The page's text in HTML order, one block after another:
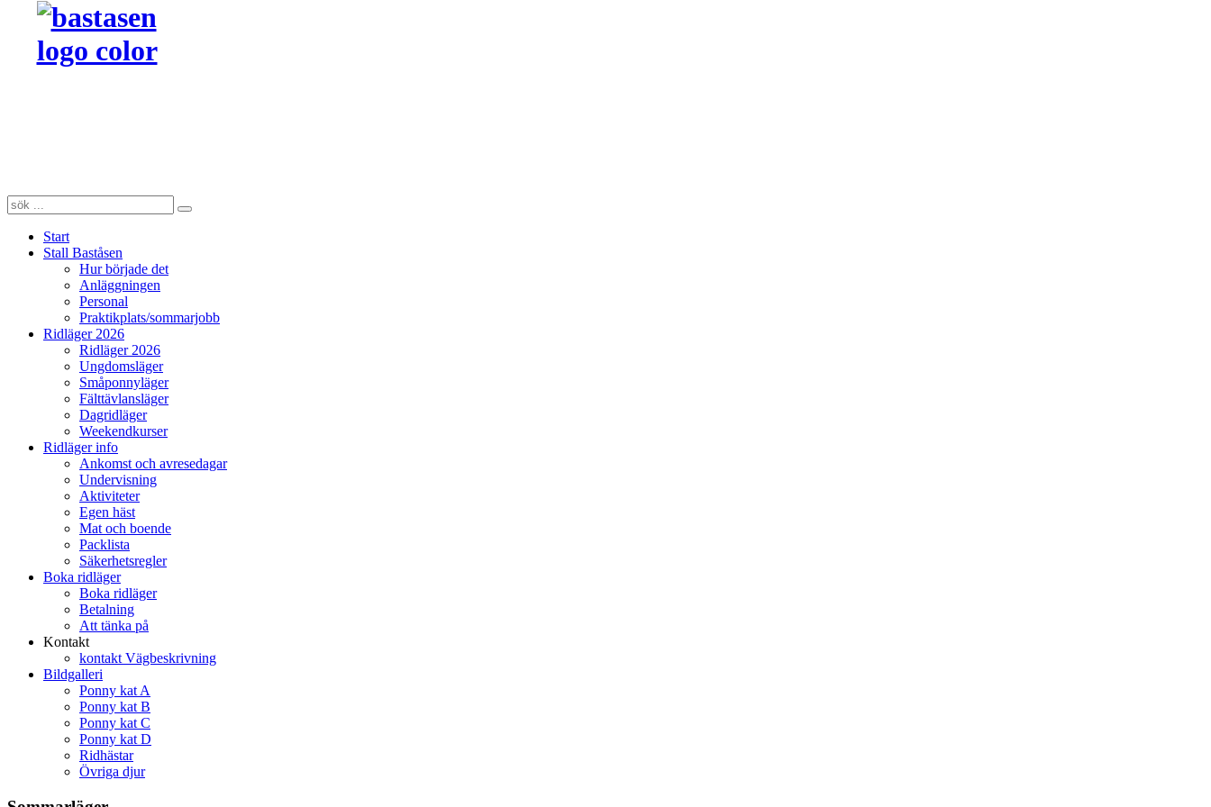
Start
Stall Baståsen
Hur började det
Anläggningen
Personal
Praktikplats/sommarjobb
Ridläger 2026
Ridläger 2026
Ungdomsläger
Småponnyläger
Fälttävlansläger
Dagridläger
Weekendkurser
Ridläger info
Ankomst och avresedagar
Undervisning
Aktiviteter
Egen häst
Mat och boende
Packlista
Säkerhetsregler
Boka ridläger
Boka ridläger
Betalning
Att tänka på
Kontakt
kontakt Vägbeskrivning
Bildgalleri
Ponny kat A
Ponny kat B
Ponny kat C
Ponny kat D
Ridhästar
Övriga djur